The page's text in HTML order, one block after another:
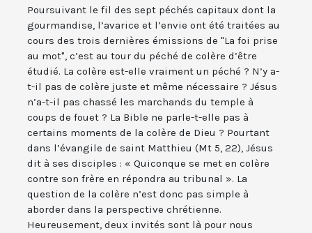
Poursuivant le fil des sept péchés capitaux dont la
gourmandise, l’avarice et l’envie ont été traitées au
cours des trois dernières émissions de "La foi prise
au mot", c’est au tour du péché de colère d’être
étudié. La colère est-elle vraiment un péché ? N’y a-
t-il pas de colère juste et même nécessaire ? Jésus
n’a-t-il pas chassé les marchands du temple à
coups de fouet ? La Bible ne parle-t-elle pas à
certains moments de la colère de Dieu ? Pourtant
dans l’évangile de saint Matthieu (Mt 5, 22), Jésus
dit à ses disciples : « Quiconque se met en colère
contre son frère en répondra au tribunal ». La
question de la colère n’est donc pas simple à
aborder dans la perspective chrétienne.
Heureusement, deux invités sont là pour nous